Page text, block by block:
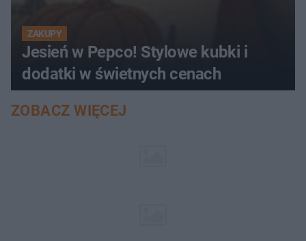
ZAKUPY
Jesień w Pepco! Stylowe kubki i
dodatki w świetnych cenach
ZOBACZ WIĘCEJ